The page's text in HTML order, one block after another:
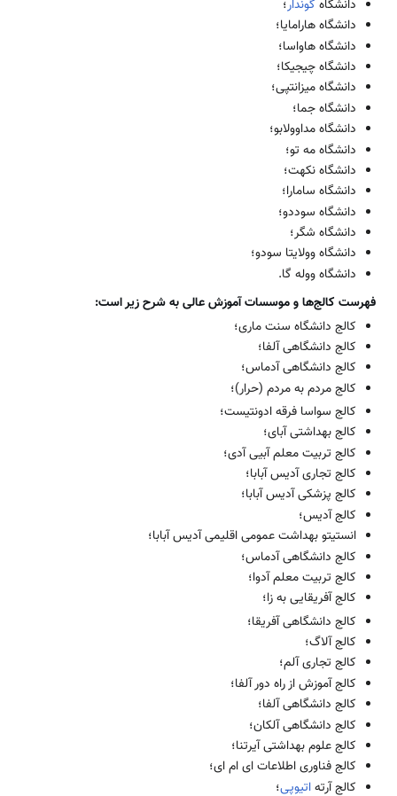
دانشگاه گوندار؛
دانشگاه‌ هارامایا؛
دانشگاه‌ هاواسا؛
دانشگاه چیجیکا؛
دانشگاه میزانتپی؛
دانشگاه جما؛
دانشگاه مداوولابو؛
دانشگاه مه تو؛
دانشگاه نکهت؛
دانشگاه سامارا؛
دانشگاه سوددو؛
دانشگاه شگر؛
دانشگاه وولایتا سودو؛
دانشگاه ووله گا.
فهرست کالج‌‌ها و موسساتآموزش عالیبه شرح زیر است:
کالج دانشگاه سنت ماری؛
کالج دانشگاهی آلفا؛
کالج دانشگاهی آدماس؛
کالج مردم به مردم (حرار)؛
کالج سواسا فرقه ادونتیست؛
کالج بهداشتی آبای؛
کالج تربیت معلم آبیی آدی؛
کالج تجاری آدیس آبابا؛
کالج پزشکی آدیس آبابا؛
کالج آدیس؛
انستیتو بهداشت عمو‌می اقلیمی آدیس آبابا؛
کالج دانشگاهی آدماس؛
کالج تربیت معلم آدوا؛
کالج آفریقایی به زا؛
کالج دانشگاهی آفریقا؛
کالج آلاگ؛
کالج تجاری آلم؛
کالج آموزش از راه دور آلفا؛
کالج دانشگاهی آلفا؛
کالج دانشگاهی آلکان؛
کالج علوم بهداشتی آیرتنا؛
کالج فناوری اطلاعات ای ام ای؛
کالج آرتهاتیوپی؛